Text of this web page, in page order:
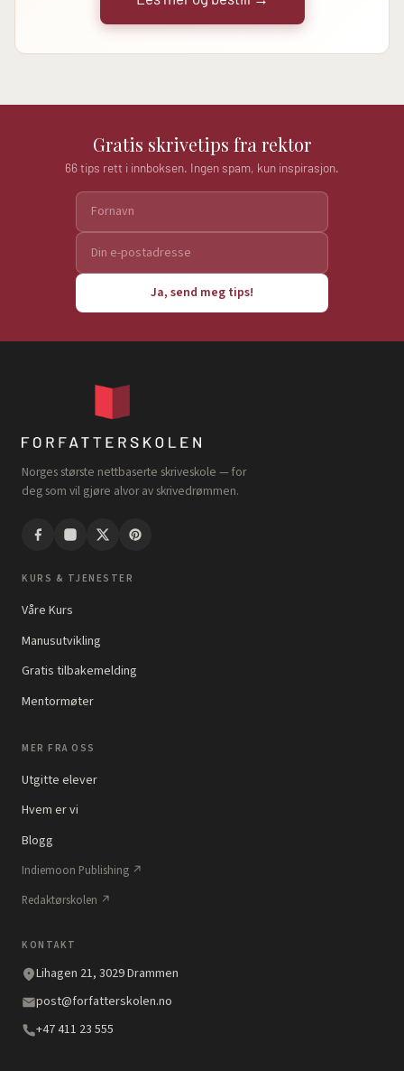
Gratis skrivetips fra rektor
66 tips rett i innboksen. Ingen spam, kun inspirasjon.
Ja, send meg tips!
Norges største nettbaserte skriveskole — for
deg som vil gjøre alvor av skrivedrømmen.
KURS & TJENESTER
Våre Kurs
Manusutvikling
Gratis tilbakemelding
Mentormøter
MER FRA OSS
Utgitte elever
Hvem er vi
Blogg
Indiemoon Publishing ↗
Redaktørskolen ↗
KONTAKT
Lihagen 21, 3029 Drammen
post@forfatterskolen.no
+47 411 23 555